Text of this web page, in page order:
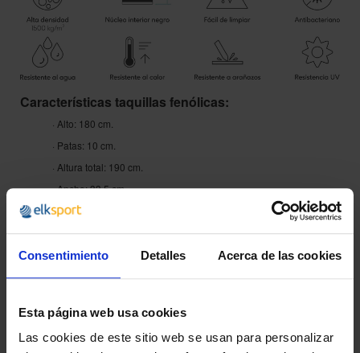
Consentimiento Detalles Acerca de las cookies
Esta página web usa cookies
Las cookies de este sitio web se usan para personalizar
Características taquillas fenólicas:
· Alto: 180 cm.
· Patas: 10 cm.
· Altura total: 190 cm.
· Ancho: 33,5 cm.
· Fondo: 50 cm.
· Peso: 35 kg.
· Volumen: 0,3 m³.
· Número de módulos: 1 / 2 módulos.
Acabados taquillas fenólicas:
· Color cuerpo taquilla: gris hidrófugo.